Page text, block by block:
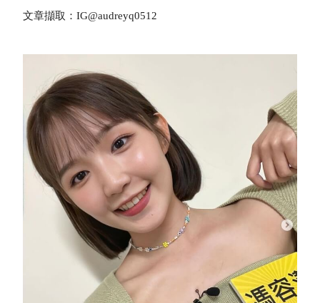
文章擷取：IG@audreyq0512